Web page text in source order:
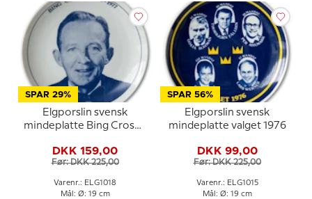
SPAR 29%
Elgporslin svensk
mindeplatte Bing Crosby
DKK 159,00
Før: DKK 225,00
Varenr.: ELG1018
Mål: Ø: 19 cm
SPAR 56%
Elgporslin svensk
mindeplatte valget 1976
DKK 99,00
Før: DKK 225,00
Varenr.: ELG1015
Mål: Ø: 19 cm